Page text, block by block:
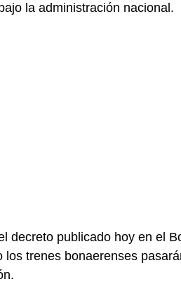
la administración nacional.
decreto publicado hoy en el
los trenes bonaerenses